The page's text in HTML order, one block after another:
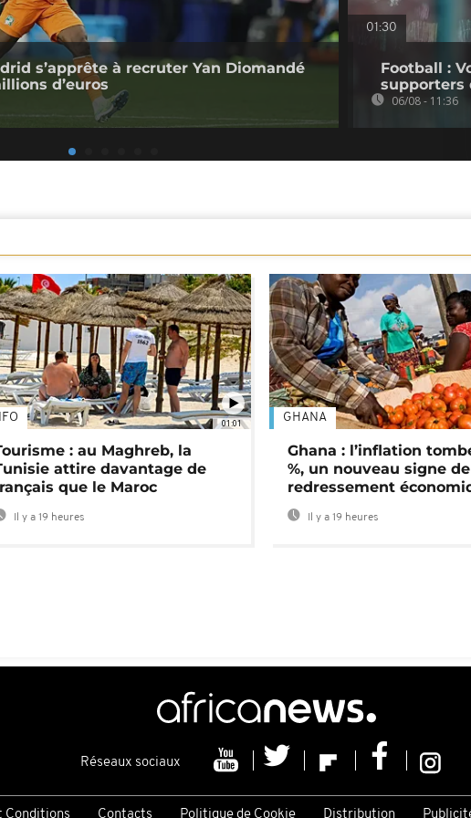
s’apprête à recruter Yan Diomandé
d’euros
01:30
Football :
supporters
06/08 - 11:36
01:01
: au Maghreb, la
attire davantage de
que le Maroc
Il y a 19 heures
GHANA
Ghana : l’inflation
%, un nouveau signe de
redressement
Il y a 19 heures
Réseaux sociaux
Conditions Contacts Politique de Cookie Distribution